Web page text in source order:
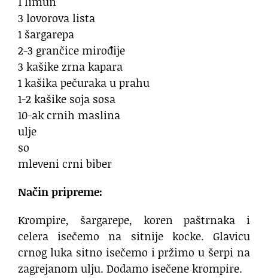
3 lovorova lista
1 šargarepa
2-3 grančice mirođije
3 kašike zrna kapara
1 kašika pečuraka u prahu
1-2 kašike soja sosa
10-ak crnih maslina
ulje
so
mleveni crni biber
Način pripreme:
Krompire, šargarepe, koren paštrnaka i
celera isečemo na sitnije kocke. Glavicu
crnog luka sitno isečemo i pržimo u šerpi na
zagrejanom ulju. Dodamo isečene krompire.